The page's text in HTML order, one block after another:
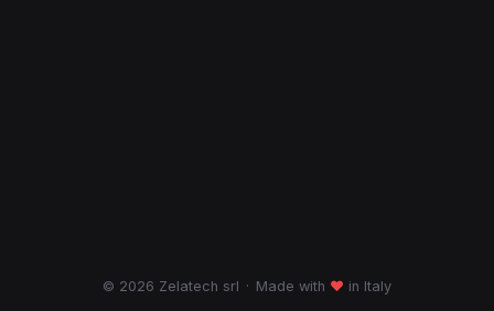
© 2026 Zelatech srl · Made with ♥ in Italy